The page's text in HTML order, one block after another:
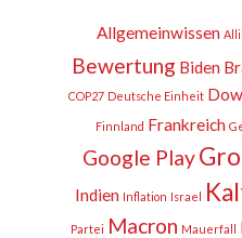
Allgemeinwissen
Bewertung Biden
COP27 Deutsche Einheit
Finnland Frankreich
Google Play
Indien Inflation Israel
Partei Macron Mauerfall